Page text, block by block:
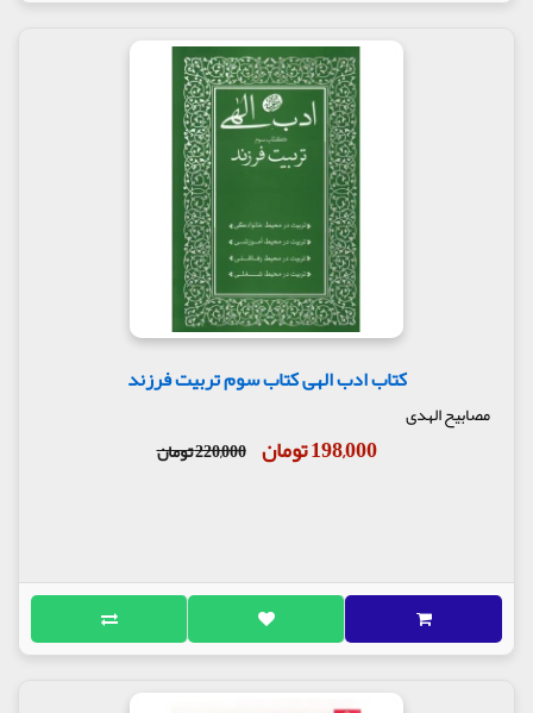
کتاب ادب الهی کتاب سوم تربیت فرزند
مصابیح الهدی
198,000 تومان 220,000 تومان